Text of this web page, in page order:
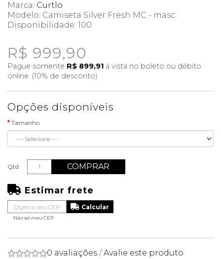
Marca: Curtlo
Modelo: Camiseta Silver Fresh MC - masc.
Disponibilidade: 100
R$ 999,90
Pague somente R$ 899,91 à vista no boleto ou débito
online. (10% de desconto)
Opções disponíveis
Tamanho
Qtd COMPRAR
Estimar frete
Não sei meu CEP
0 avaliações /Avalie este produto